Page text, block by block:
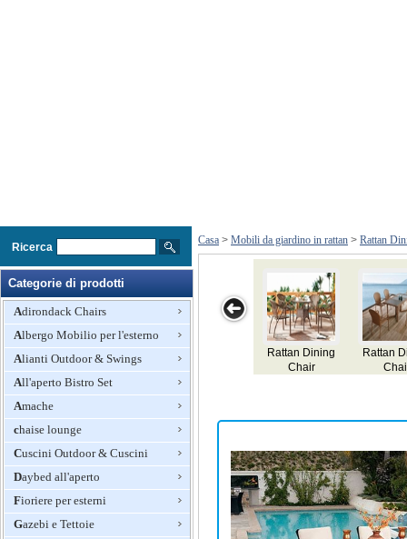
Ricerca
Categorie di prodotti
Adirondack Chairs
Albergo Mobilio per l'esterno
Alianti Outdoor & Swings
All'aperto Bistro Set
Amache
chaise lounge
Cuscini Outdoor & Cuscini
Daybed all'aperto
Fioriere per esterni
Gazebi e Tettoie
Casa > Mobili da giardino in rattan > Rattan
Chair
Dining Chair
Rattan Mobili
Rattan Dining
Chair
Rattan